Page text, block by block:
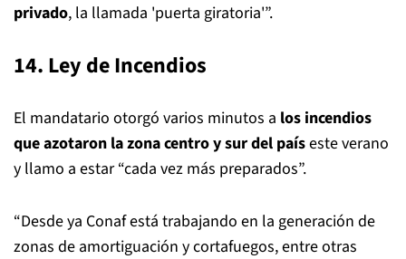
privado, la llamada 'puerta giratoria'”.
14. Ley de Incendios
El mandatario otorgó varios minutos a los incendios
que azotaron la zona centro y sur del paíseste verano
y llamo a estar “cada vez más preparados”.
“Desde ya Conaf está trabajando en la generación de
zonas de amortiguación y cortafuegos, entre otras